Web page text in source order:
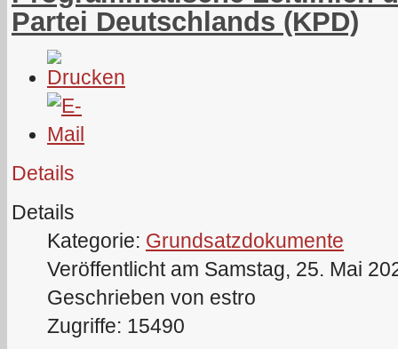
Partei Deutschlands (KPD)
Details
Details
Kategorie: Grundsatzdokumente
Veröffentlicht am Samstag, 25. Mai
Geschrieben von estro
Zugriffe: 15490